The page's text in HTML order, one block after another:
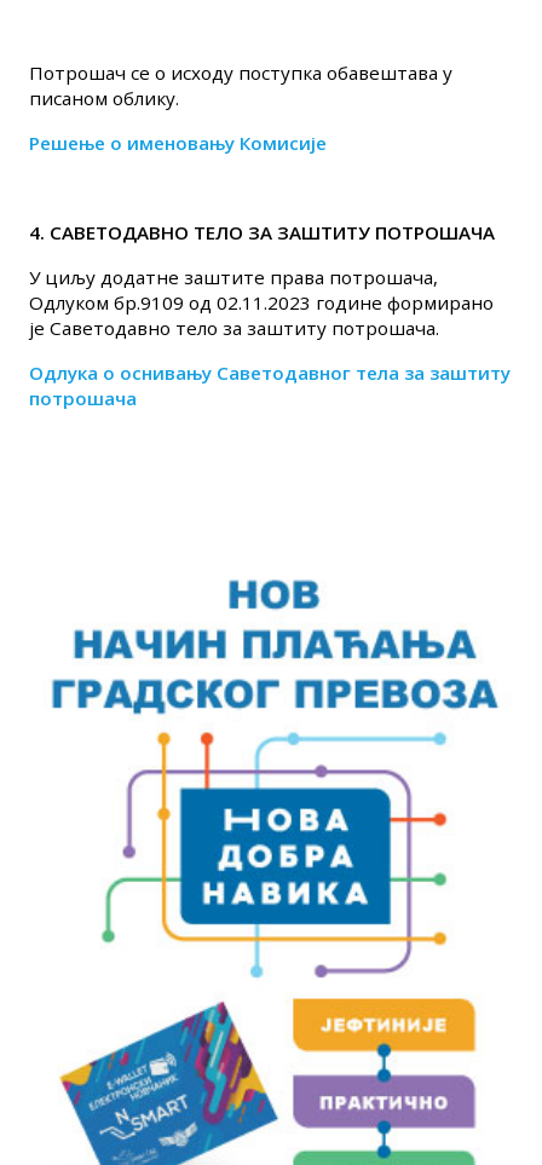
Потрошач се о исходу поступка обавештава у
писаном облику.
Решење о именовању Комисије
4. САВЕТОДАВНО ТЕЛО ЗА ЗАШТИТУ ПОТРОШАЧА
У циљу додатне заштите права потрошача,
Одлуком бр.9109 од 02.11.2023 године формирано
је Саветодавно тело за заштиту потрошача.
Одлука о оснивању Саветодавног тела за заштиту
потрошача